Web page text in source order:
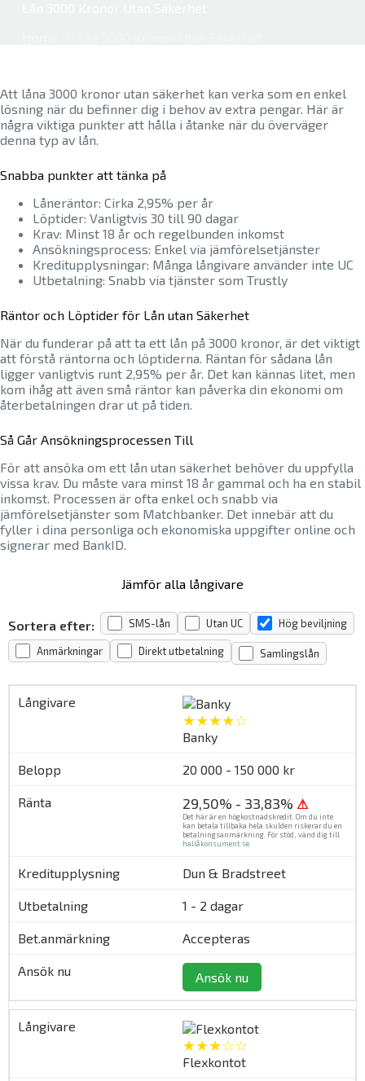
Att låna 3000 kronor utan säkerhet kan verka som en enkel
lösning när du befinner dig i behov av extra pengar. Här är
några viktiga punkter att hålla i åtanke när du överväger
denna typ av lån.
Snabba punkter att tänka på
Låneräntor: Cirka 2,95% per år
Löptider: Vanligtvis 30 till 90 dagar
Krav: Minst 18 år och regelbunden inkomst
Ansökningsprocess: Enkel via jämförelsetjänster
Kreditupplysningar: Många långivare använder inte UC
Utbetalning: Snabb via tjänster som Trustly
Räntor och Löptider för Lån utan Säkerhet
När du funderar på att ta ett lån på 3000 kronor, är det viktigt
att förstå räntorna och löptiderna. Räntan för sådana lån
ligger vanligtvis runt 2,95% per år. Det kan kännas litet, men
kom ihåg att även små räntor kan påverka din ekonomi om
återbetalningen drar ut på tiden.
Så Går Ansökningsprocessen Till
För att ansöka om ett lån utan säkerhet behöver du uppfylla
vissa krav. Du måste vara minst 18 år gammal och ha en stabil
inkomst. Processen är ofta enkel och snabb via
jämförelsetjänster som Matchbanker. Det innebär att du
fyller i dina personliga och ekonomiska uppgifter online och
signerar med BankID.
Jämför alla långivare
Sortera efter: SMS-lån Utan UC Hög beviljning
Anmärkningar Direkt utbetalning Samlingslån
★★★★☆
Banky
20 000 - 150 000 kr
29,50% - 33,83% ⚠
Det här är en högkostnadskredit. Om du inte
kan betala tillbaka hela skulden riskerar du en
betalningsanmärkning. För stöd, vänd dig till
hallåkonsument.se
Dun & Bradstreet
1 - 2 dagar
Accepteras
Ansök nu
★★★☆☆
Flexkontot